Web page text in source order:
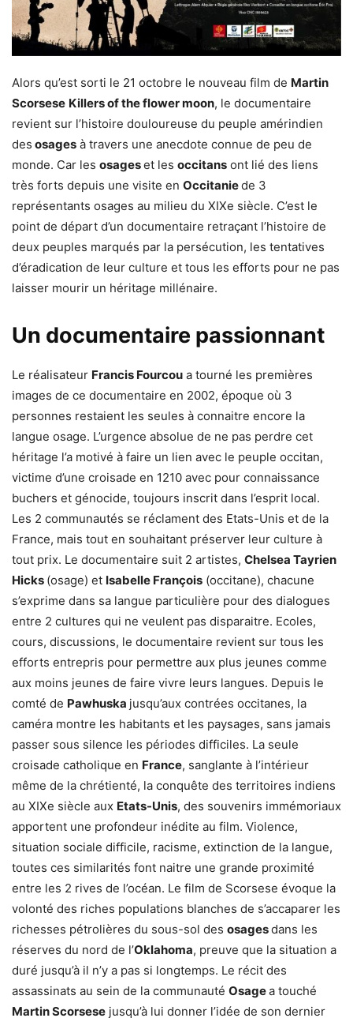
Alors qu’est sorti le 21 octobre le nouveau film de Martin
Scorsese Killers of the flower moon, le documentaire
revient sur l’histoire douloureuse du peuple amérindien
des osages à travers une anecdote connue de peu de
monde. Car les osageset les occitans ont lié des liens
très forts depuis une visite en Occitaniede 3
représentants osages au milieu du XIXe siècle. C’est le
point de départ d’un documentaire retraçant l’histoire de
deux peuples marqués par la persécution, les tentatives
d’éradication de leur culture et tous les efforts pour ne pas
laisser mourir un héritage millénaire.
Un documentaire passionnant
Le réalisateur Francis Fourcou a tourné les premières
images de ce documentaire en 2002, époque où 3
personnes restaient les seules à connaitre encore la
langue osage. L’urgence absolue de ne pas perdre cet
héritage l’a motivé à faire un lien avec le peuple occitan,
victime d’une croisade en 1210 avec pour connaissance
buchers et génocide, toujours inscrit dans l’esprit local.
Les 2 communautés se réclament des Etats-Unis et de la
France, mais tout en souhaitant préserver leur culture à
tout prix. Le documentaire suit 2 artistes, Chelsea Tayrien
Hicks (osage) et Isabelle François (occitane), chacune
s’exprime dans sa langue particulière pour des dialogues
entre 2 cultures qui ne veulent pas disparaitre. Ecoles,
cours, discussions, le documentaire revient sur tous les
efforts entrepris pour permettre aux plus jeunes comme
aux moins jeunes de faire vivre leurs langues. Depuis le
comté de Pawhuska jusqu’aux contrées occitanes, la
caméra montre les habitants et les paysages, sans jamais
passer sous silence les périodes difficiles. La seule
croisade catholique en France, sanglante à l’intérieur
même de la chrétienté, la conquête des territoires indiens
au XIXe siècle aux Etats-Unis, des souvenirs immémoriaux
apportent une profondeur inédite au film. Violence,
situation sociale difficile, racisme, extinction de la langue,
toutes ces similarités font naitre une grande proximité
entre les 2 rives de l’océan. Le film de Scorsese évoque la
volonté des riches populations blanches de s’accaparer les
richesses pétrolières du sous-sol des osagesdans les
réserves du nord de l’Oklahoma, preuve que la situation a
duré jusqu’à il n’y a pas si longtemps. Le récit des
assassinats au sein de la communauté Osagea touché
Martin Scorsese jusqu’à lui donner l’idée de son dernier